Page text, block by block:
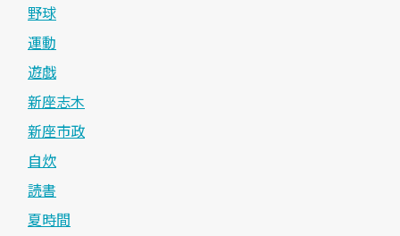
野球
運動
遊戯
新座志木
新座市政
自炊
読書
夏時間